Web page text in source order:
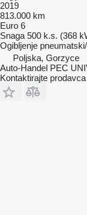
2019
813.000 km
Euro 6
Snaga 500 k.s. (368
Ogibljenje
Poljska, Gorzyce
Auto-Handel PEC
Kontaktirajte prodavca